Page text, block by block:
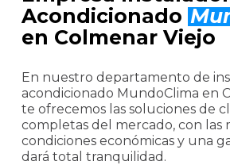
Acondicionado
en Colmenar Viejo
En nuestro departamento de
acondicionado MundoClima en
te ofrecemos las soluciones de
completas del mercado, con las
condiciones económicas y una
dará total tranquilidad.